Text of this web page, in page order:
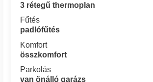
3 rétegű thermoplan
Fűtés
padlófűtés
Komfort
összkomfort
Parkolás
van önálló garázs